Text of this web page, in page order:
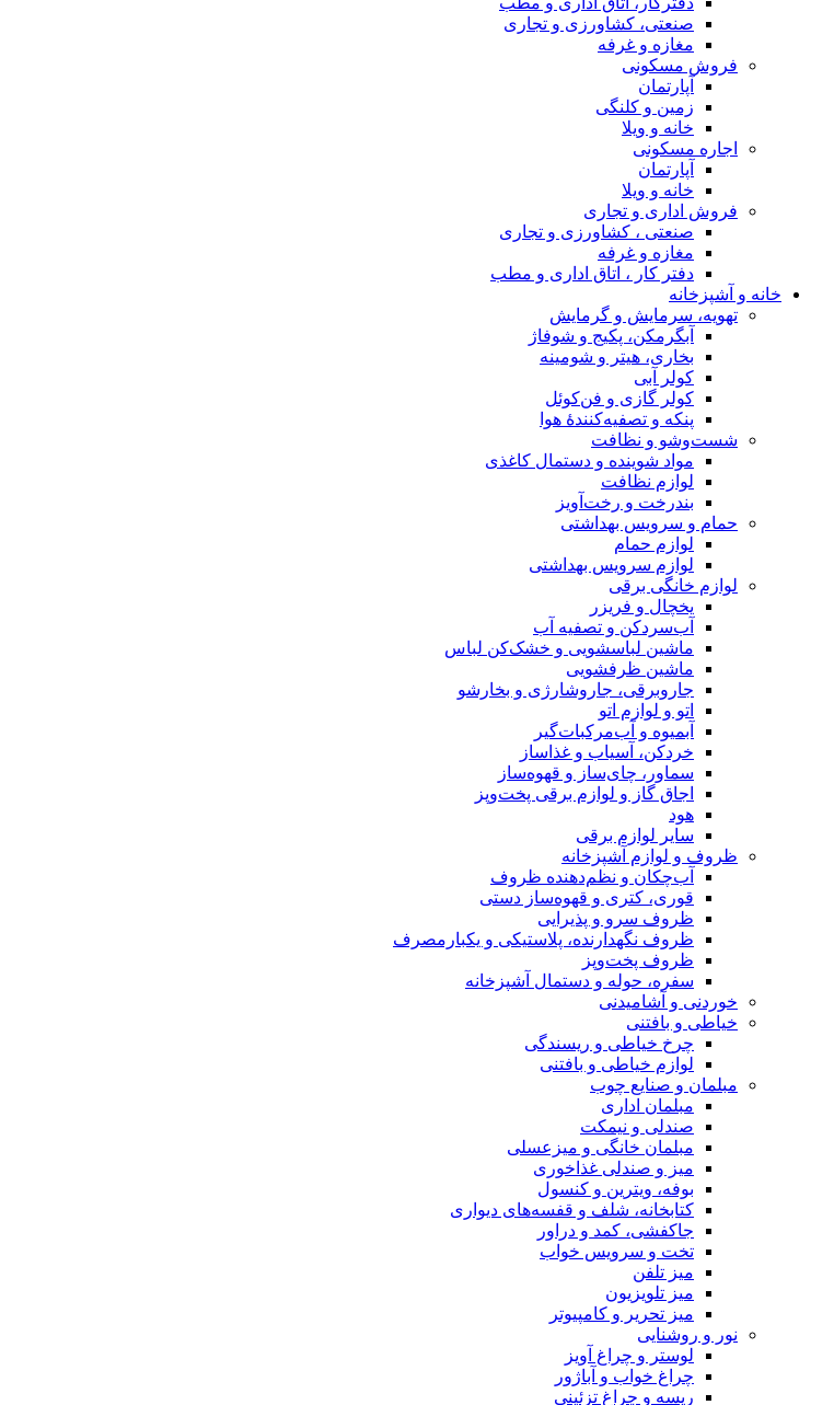
صنعتی، کشاورزی و تجاری
مغازه و غرفه
فروش مسکونی
آپارتمان
زمین و کلنگی
خانه و ویلا
اجاره مسکونی
آپارتمان
خانه و ویلا
فروش اداری و تجاری
صنعتی ، کشاورزی و تجاری
مغازه و غرفه
دفتر کار ، اتاق اداری و مطب
خانه و آشپزخانه
تهویه، سرمایش و گرمایش
آبگرمکن، پکیج و شوفاژ
بخاری، هیتر و شومینه
کولر آبی
کولر گازی و فن‌کوئل
پنکه و تصفیه‌کنندهٔ هوا
شست‌وشو و نظافت
مواد شوینده و دستمال کاغذی
لوازم نظافت
بندرخت و رخت‌آویز
حمام و سرویس بهداشتی
لوازم حمام
لوازم سرویس بهداشتی
لوازم خانگی برقی
یخچال و فریزر
آب‌سردکن و تصفیه آب
ماشین لباسشویی و خشک‌کن لباس
ماشین ظرفشویی
جاروبرقی، جاروشارژی و بخارشو
اتو و لوازم اتو
آبمیوه و آب‌مرکبات‌گیر
خردکن، آسیاب و غذاساز
سماور، چای‌ساز و قهوه‌ساز
اجاق گاز و لوازم برقی پخت‌وپز
هود
سایر لوازم برقی
ظروف و لوازم آشپزخانه
آب‌چکان و نظم‌دهنده ظروف
قوری، کتری و قهوه‌ساز دستی
ظروف سرو و پذیرایی
ظروف نگهدارنده، پلاستیکی و یکبارمصرف
ظروف پخت‌وپز
سفره، حوله و دستمال آشپزخانه
خوردنی و آشامیدنی
خیاطی و بافتنی
چرخ خیاطی و ریسندگی
لوازم خیاطی و بافتنی
مبلمان و صنایع چوب
مبلمان اداری
صندلی و نیمکت
مبلمان خانگی و میزعسلی
میز و صندلی غذاخوری
بوفه، ویترین و کنسول
کتابخانه، شلف و قفسه‌های دیواری
جاکفشی، کمد و دراور
تخت و سرویس خواب
میز تلفن
میز تلویزیون
میز تحریر و کامپیوتر
نور و روشنایی
لوستر و چراغ آویز
چراغ خواب و آباژور
ریسه و چراغ تزئینی